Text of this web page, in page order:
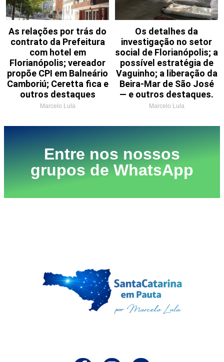
As relações por trás do
contrato da Prefeitura
com hotel em
Florianópolis; vereador
propõe CPI em Balneário
Camboriú; Ceretta fica e
outros destaques
Marcelo Lula
Os detalhes da
investigação no setor
social de Florianópolis; a
possível estratégia de
Vaguinho; a liberação da
Beira-Mar de São José
— e outros destaques.
Marcelo Lula
Entre nos nossos
grupos de WhatsApp